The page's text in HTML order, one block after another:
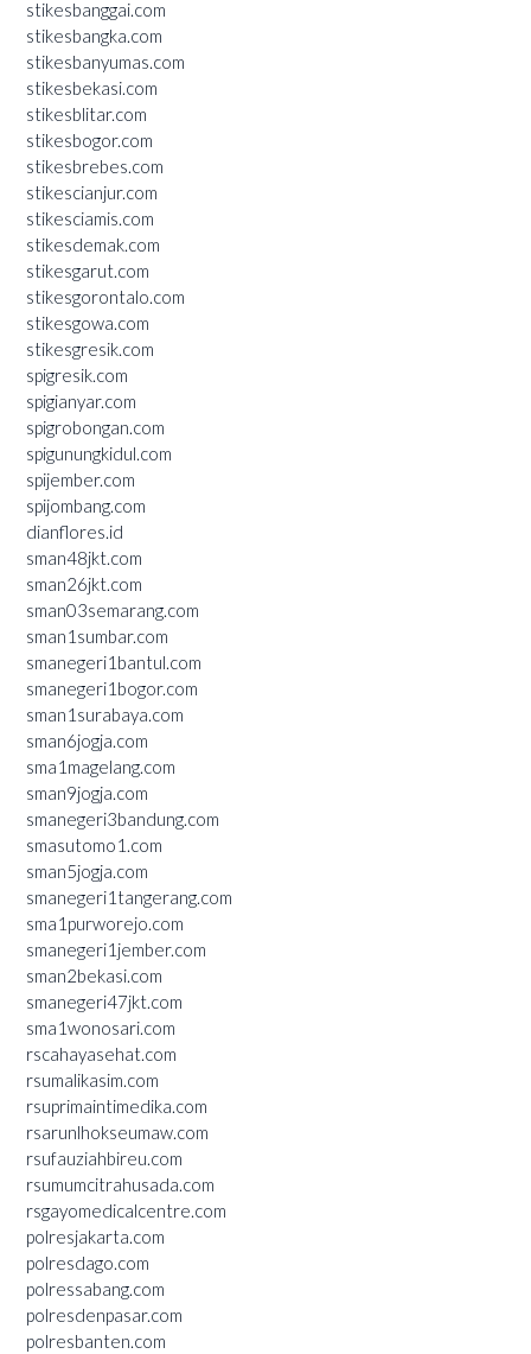
stikesbanggai.com
stikesbangka.com
stikesbanyumas.com
stikesbekasi.com
stikesblitar.com
stikesbogor.com
stikesbrebes.com
stikescianjur.com
stikesciamis.com
stikesdemak.com
stikesgarut.com
stikesgorontalo.com
stikesgowa.com
stikesgresik.com
spigresik.com
spigianyar.com
spigrobongan.com
spigunungkidul.com
spijember.com
spijombang.com
dianflores.id
sman48jkt.com
sman26jkt.com
sman03semarang.com
sman1sumbar.com
smanegeri1bantul.com
smanegeri1bogor.com
sman1surabaya.com
sman6jogja.com
sma1magelang.com
sman9jogja.com
smanegeri3bandung.com
smasutomo1.com
sman5jogja.com
smanegeri1tangerang.com
sma1purworejo.com
smanegeri1jember.com
sman2bekasi.com
smanegeri47jkt.com
sma1wonosari.com
rscahayasehat.com
rsumalikasim.com
rsuprimaintimedika.com
rsarunlhokseumaw.com
rsufauziahbireu.com
rsumumcitrahusada.com
rsgayomedicalcentre.com
polresjakarta.com
polresdago.com
polressabang.com
polresdenpasar.com
polresbanten.com